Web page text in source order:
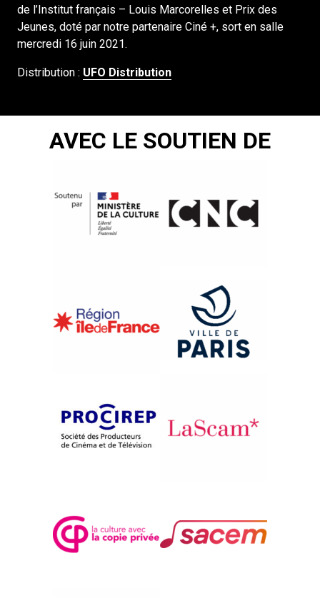
de l’Institut français – Louis Marcorelles et Prix des
Jeunes, doté par notre partenaire Ciné +, sort en salle
mercredi 16 juin 2021.
Distribution : UFO Distribution
AVEC LE SOUTIEN DE